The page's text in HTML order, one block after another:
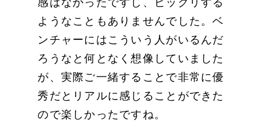
ようなこともありませんでした。ベ
ンチャーにはこういう人がいるんだ
ろうなと何となく想像していました
が、実際ご一緒することで非常に優
秀だとリアルに感じることができた
ので楽しかったですね。